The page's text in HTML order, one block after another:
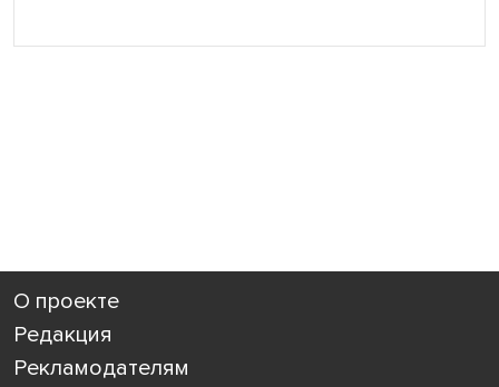
О проекте
Редакция
Рекламодателям